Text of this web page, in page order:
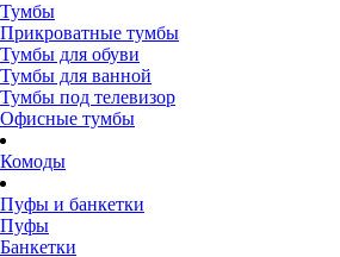
Тумбы
Прикроватные тумбы
Тумбы для обуви
Тумбы для ванной
Тумбы под телевизор
Офисные тумбы
Комоды
Пуфы и банкетки
Пуфы
Банкетки